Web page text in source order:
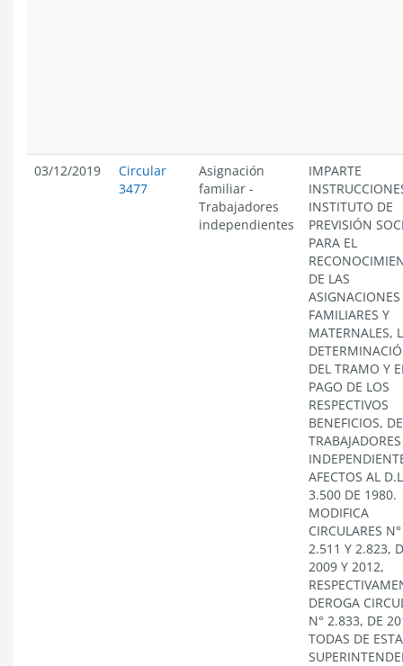
03/12/2019
Circular
3477
Asignación
familiar -
Trabajadores
independientes
IMPARTE
INSTITUTO DE
PREVISIÓN
PARA EL
DE LAS
ASIGNACIONES
FAMILIARES Y
MATERNALES,
DEL TRAMO Y
PAGO DE LOS
RESPECTIVOS
BENEFICIOS,
TRABAJADORES
AFECTOS AL
3.500 DE 1980.
MODIFICA
CIRCULARES N°
2.511 Y 2.823,
2009 Y 2012,
DEROGA
N° 2.833, DE
TODAS DE ESTA